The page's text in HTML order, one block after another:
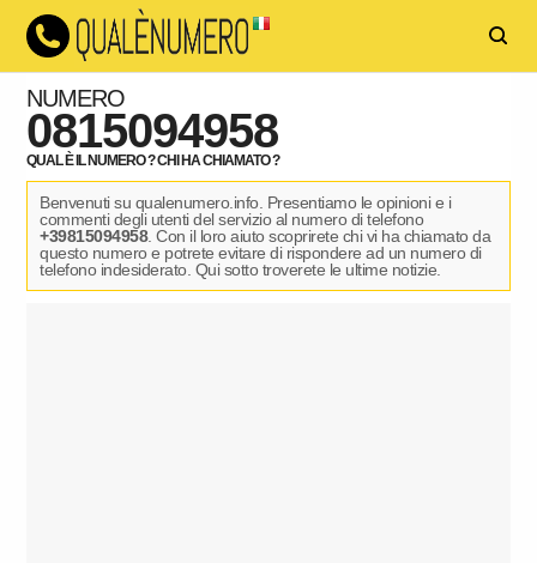
NUMERO
0815094958
QUAL È IL NUMERO ? CHI HA CHIAMATO ?
Benvenuti su qualenumero.info. Presentiamo le opinioni e i
commenti degli utenti del servizio al numero di telefono
+39815094958. Con il loro aiuto scoprirete chi vi ha chiamato da
questo numero e potrete evitare di rispondere ad un numero di
telefono indesiderato. Qui sotto troverete le ultime notizie.